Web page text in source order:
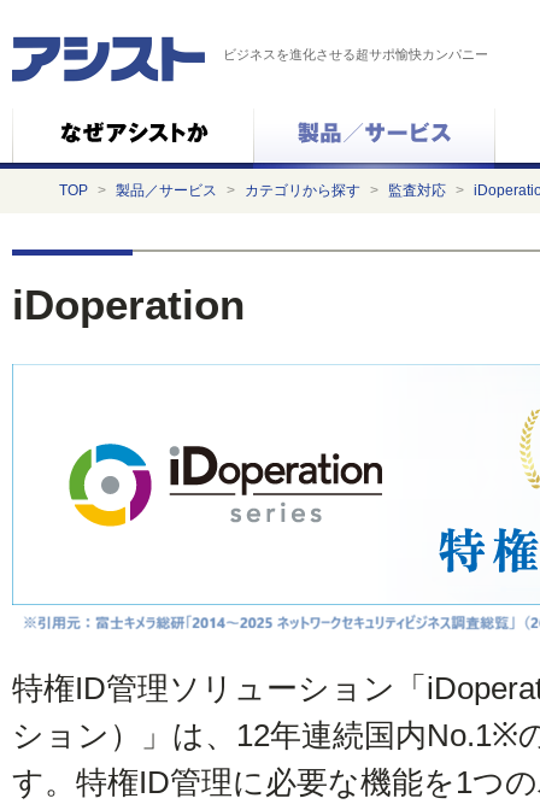
ビジネスを進化させる超サポ愉快カンパニー
TOP > 製品／サービス > カテゴリから探す > 監査対応 >
iDoperation
特権ID管理ソリューション「
ション）」は、12年連続国内No.1※
す。特権ID管理に必要な機能を1つ